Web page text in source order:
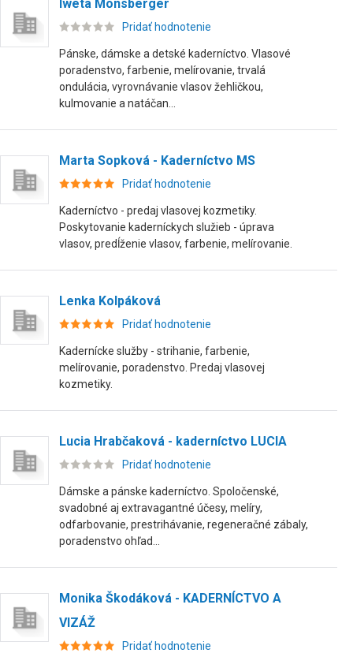
Iweta Monsberger
Pridať hodnotenie
Pánske, dámske a detské kaderníctvo. Vlasové
poradenstvo, farbenie, melírovanie, trvalá
ondulácia, vyrovnávanie vlasov žehličkou,
kulmovanie a natáčan...
Marta Sopková - Kaderníctvo MS
Pridať hodnotenie
Kaderníctvo - predaj vlasovej kozmetiky.
Poskytovanie kaderníckych služieb - úprava
vlasov, predĺženie vlasov, farbenie, melírovanie.
Lenka Kolpáková
Pridať hodnotenie
Kadernícke služby - strihanie, farbenie,
melírovanie, poradenstvo. Predaj vlasovej
kozmetiky.
Lucia Hrabčaková - kaderníctvo LUCIA
Pridať hodnotenie
Dámske a pánske kaderníctvo. Spoločenské,
svadobné aj extravagantné účesy, melíry,
odfarbovanie, prestrihávanie, regeneračné zábaly,
poradenstvo ohľad...
Monika Škodáková - KADERNÍCTVO A
VIZÁŽ
Pridať hodnotenie